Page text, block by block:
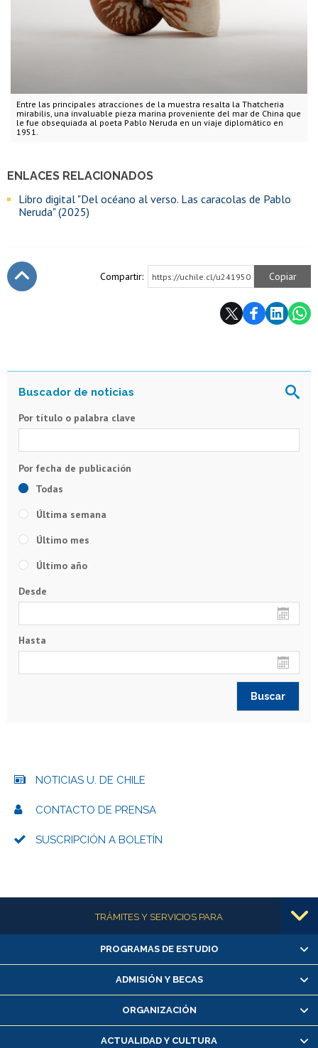
Entre las principales atracciones de la muestra resalta la Thatcheria
mirabilis, una invaluable pieza marina proveniente del mar de China que
le fue obsequiada al poeta Pablo Neruda en un viaje diplomático en
1951.
ENLACES RELACIONADOS
Libro digital "Del océano al verso. Las caracolas de Pablo
Neruda" (2025)
Compartir: https://uchile.cl/u241950 Copiar
Por título o palabra clave
Todas
Última semana
Último mes
Último año
Desde
Hasta
NOTICIAS U. DE CHILE
CONTACTO DE PRENSA
SUSCRIPCIÓN A BOLETÍN
Más informaciónTRÁMITES Y SERVICIOS PARA
Alumnas/os y exalumnas/os
Matrícula en línea
Inscripción y cambio de asignaturas
Consulta y certificado de notas
PROGRAMAS DE ESTUDIO
ADMISIÓN Y BECAS
ORGANIZACIÓN
ACTUALIDAD Y CULTURA